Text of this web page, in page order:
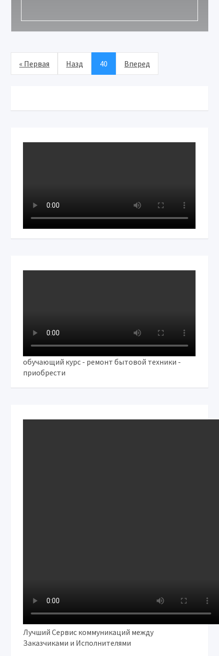
« Первая Назд 40 Вперед
обучающий курс - ремонт бытовой техники -
приобрести
Лучший Сервис коммуникаций между
Заказчиками и Исполнителями